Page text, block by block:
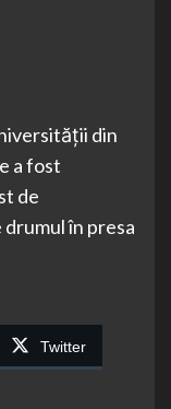
din
a fost
de
în presa
Twitter